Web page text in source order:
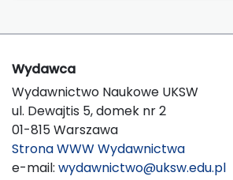
Wydawca
Wydawnictwo Naukowe UKSW
ul. Dewajtis 5, domek nr 2
01-815 Warszawa
Strona WWW Wydawnictwa
e-mail: wydawnictwo@uksw.edu.pl